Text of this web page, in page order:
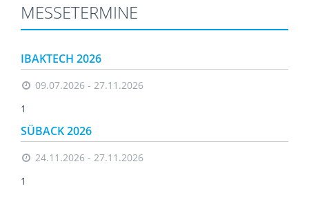
MESSETERMINE
IBAKTECH 2026
09.07.2026 - 27.11.2026
1
SÜBACK 2026
24.11.2026 - 27.11.2026
1